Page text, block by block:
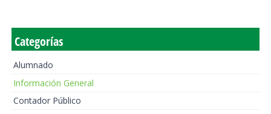
Categorías
Alumnado
Información General
Contador Público